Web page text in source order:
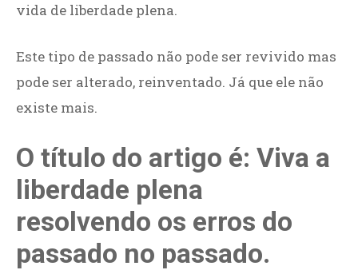
vida de liberdade plena.
Este tipo de passado não pode ser revivido mas
pode ser alterado, reinventado. Já que ele não
existe mais.
O título do artigo é: Viva a
liberdade plena
resolvendo os erros do
passado no passado.